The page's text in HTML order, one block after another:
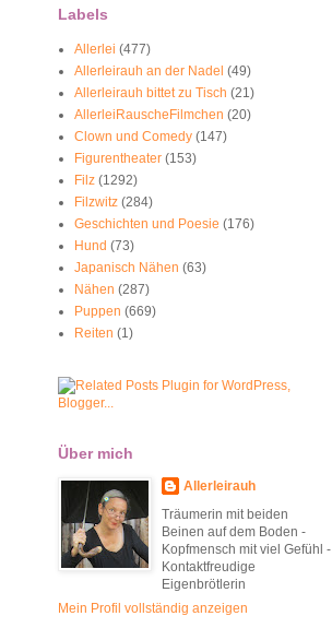
Labels
Allerlei (477)
Allerleirauh an der Nadel (49)
Allerleirauh bittet zu Tisch (21)
AllerleiRauscheFilmchen (20)
Clown und Comedy (147)
Figurentheater (153)
Filz (1292)
Filzwitz (284)
Geschichten und Poesie (176)
Hund (73)
Japanisch Nähen (63)
Nähen (287)
Puppen (669)
Reiten (1)
Über mich
Allerleirauh
Träumerin mit beiden
Beinen auf dem Boden -
Kopfmensch mit viel Gefühl -
Kontaktfreudige
Eigenbrötlerin
Mein Profil vollständig anzeigen